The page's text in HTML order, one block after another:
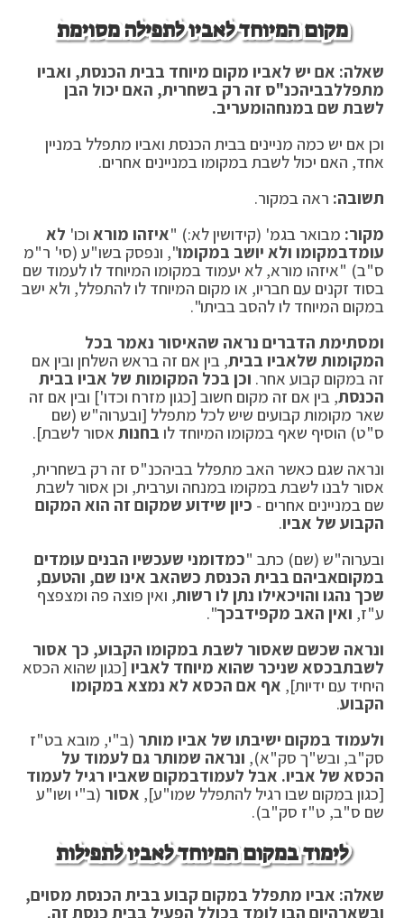
מקום המיוחד לאביו לתפילה מסוימת
שאלה: אם יש לאביו מקום מיוחד בבית הכנסת, ואביו
מתפללבביהכנ"ס זה רק בשחרית, האם יכול הבן
לשבת שם במנחהומעריב.
וכן אם יש כמה מניינים בבית הכנסת ואביו מתפלל במניין
אחד, האם יכול לשבת במקומו במניינים אחרים.
תשובה: ראה במקור.
מקור: מבואר בגמ' (קידושין לא:) "איזהו מורא וכו' לא
עומדבמקומו ולא יושב במקומו", ונפסק בשו"ע (סי' ר"מ
ס"ב) "איזהו מורא, לא יעמוד במקומו המיוחד לו לעמוד שם
בסוד זקנים עם חבריו, או מקום המיוחד לו להתפלל, ולא ישב
במקום המיוחד לו להסב בביתו".
ומסתימת הדברים נראה שהאיסור נאמר בכל
המקומות שלאביו בבית, בין אם זה בראש השלחן ובין אם
זה במקום קבוע אחר. וכן בכל המקומות של אביו בבית
הכנסת, בין אם זה מקום חשוב [כגון מזרח וכדו'] ובין אם זה
שאר מקומות קבועים שיש לכל מתפלל [ובערוה"ש (שם
ס"ט) הוסיף שאף במקומו המיוחד לו בחנות אסור לשבת].
ונראה שגם כאשר האב מתפלל בביהכנ"ס זה רק בשחרית,
אסור לבנו לשבת במקומו במנחה וערבית, וכן אסור לשבת
שם במניינים אחרים - כיון שידוע שמקום זה הוא המקום
הקבוע של אביו.
ובערוה"ש (שם) כתב "כמדומני שעכשיו הבנים עומדים
במקוםאביהם בבית הכנסת כשהאב אינו שם, והטעם,
שכך נהגו והויכאילו נתן לו רשות, ואין פוצה פה ומצפצף
ע"ז, ואין האב מקפידבכך".
ונראה שכשם שאסור לשבת במקומו הקבוע, כך אסור
לשבתבכסא שניכר שהוא מיוחד לאביו [כגון שהוא הכסא
היחיד עם ידיות], אף אם הכסא לא נמצא במקומו
הקבוע.
ולעמוד במקום ישיבתו של אביו מותר (ב"י, מובא בט"ז
סק"ב, ובש"ך סק"א), ונראה שמותר גם לעמוד על
הכסא של אביו. אבל לעמודבמקום שאביו רגיל לעמוד
[כגון במקום שבו רגיל להתפלל שמו"ע], אסור (ב"י ושו"ע
שם ס"ב, ט"ז סק"ב).
לימוד במקום המיוחד לאביו לתפילות
שאלה: אביו מתפלל במקום קבוע בבית הכנסת מסוים,
ובשארהיום הבן לומד בכולל הפעיל בבית כנסת זה.